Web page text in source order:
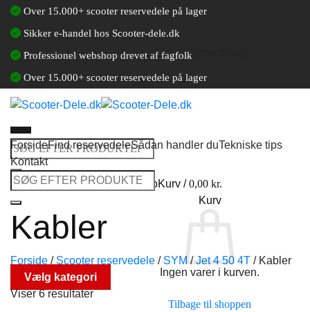
Fortsæt
indhold
Over 15.000+ scooter reservedele på lager
Sikker e-handel hos Scooter-dele.dk
Professionel webshop drevet af fagfolk
Over 15.000+ scooter reservedele på lager
Søg
efter:
Log ind / Opret en kundekontoKurv /0,00 kr.
Kurv
Ingen varer i kurven.
Tilbage til shoppen
ForsideFind reservedeleSådan handler duTekniske tips
Kontakt
Søg
efter:
Kabler
Forside / Scooter reservedele / SYM / Jet 4 50 4T /Kabler
Vælg kategori
Viser 6 resultater